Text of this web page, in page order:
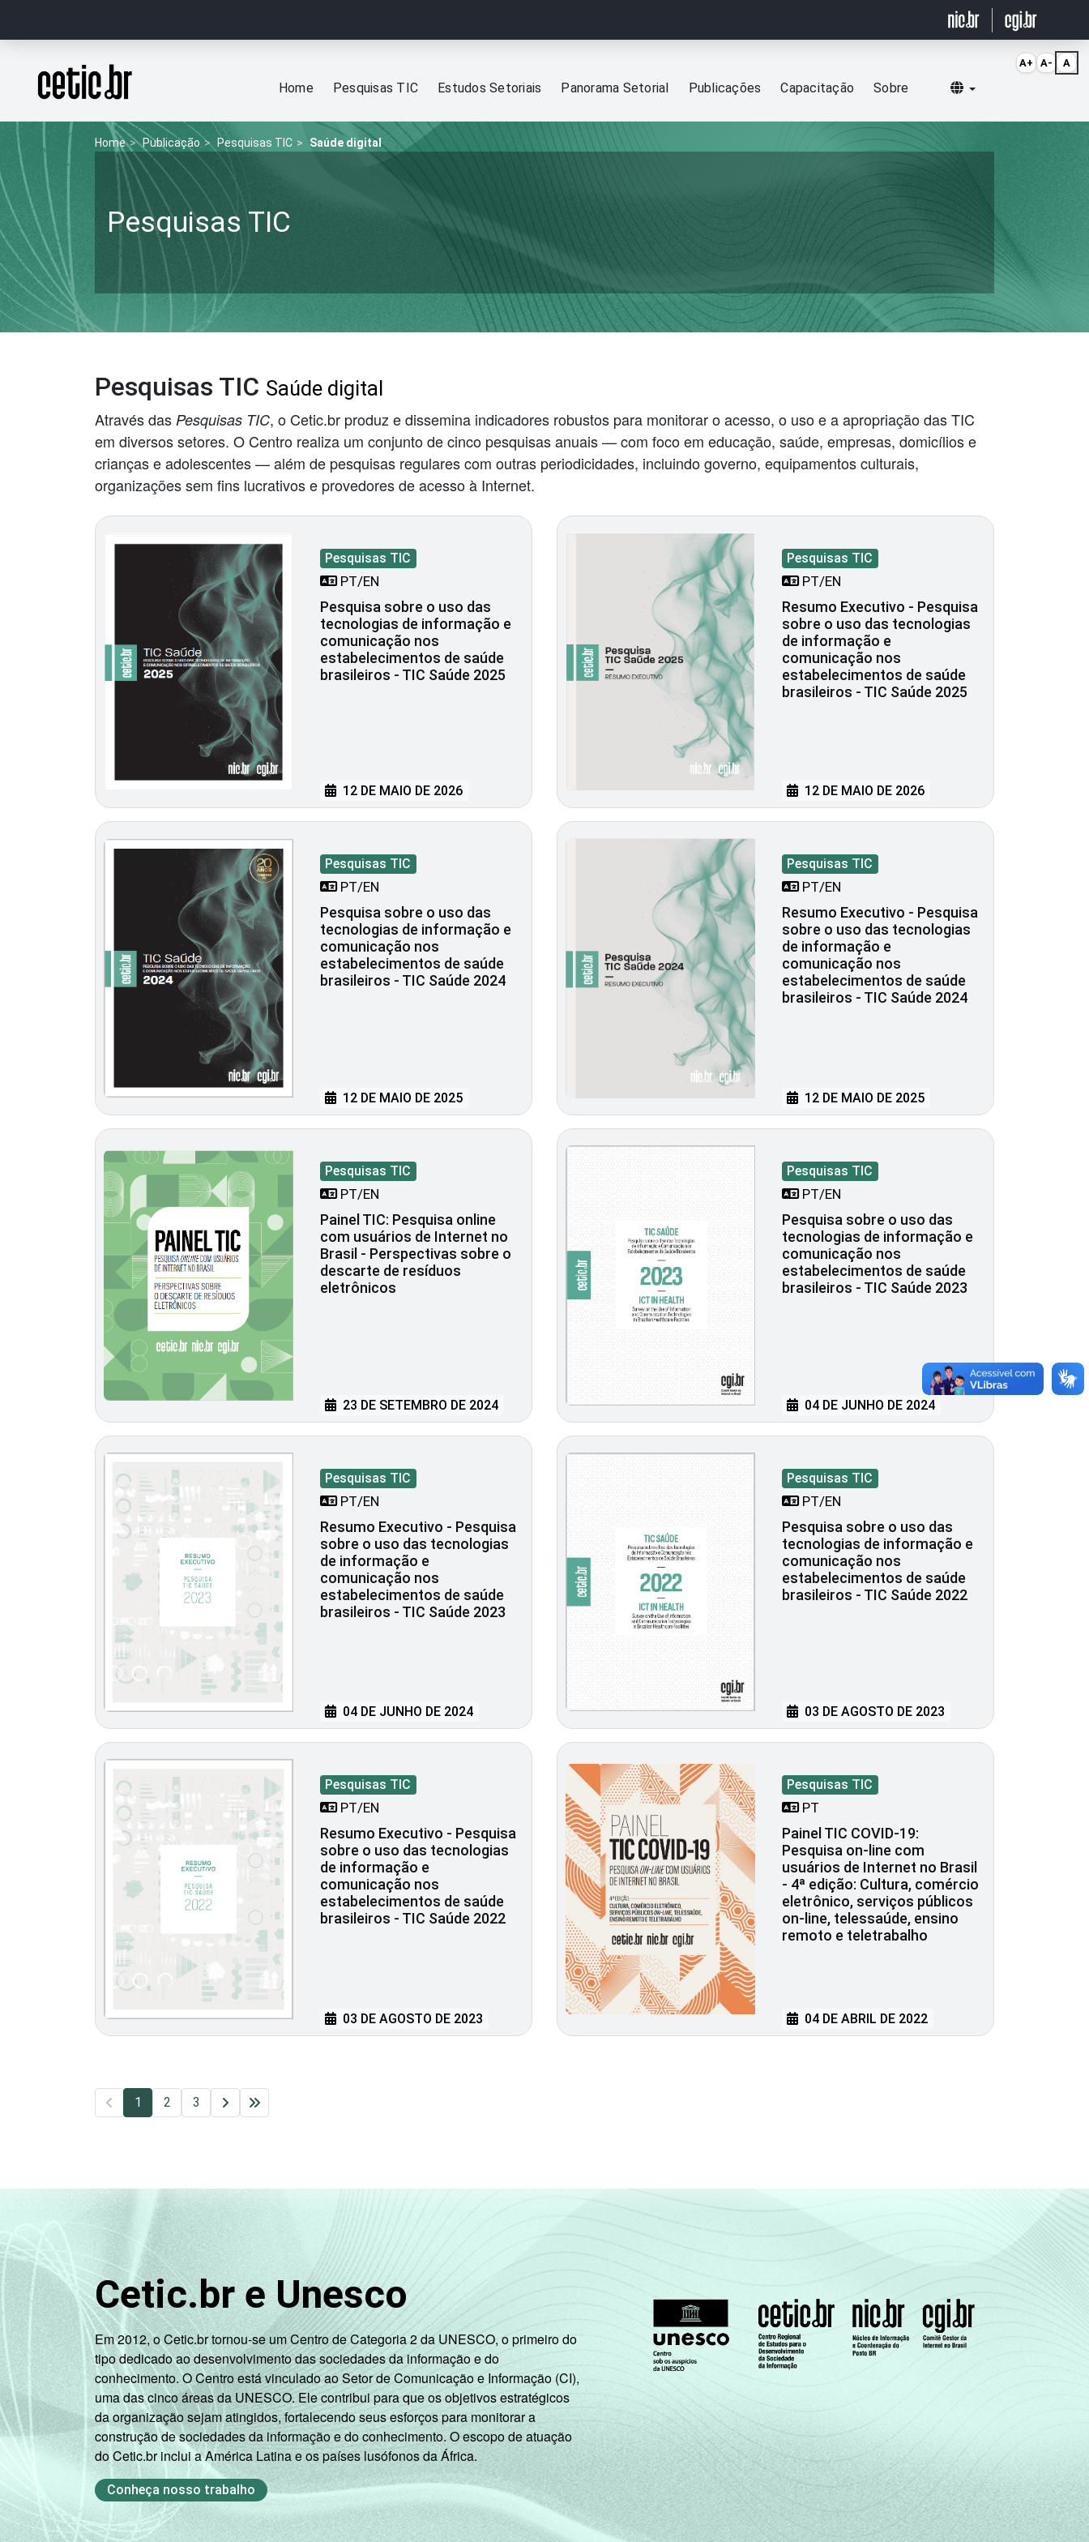
Página inicial
Home Pesquisas TIC Estudos Setoriais Panorama Setorial Publicações Capacitação Sobre Selecionar idioma
Home Publicação Pesquisas TIC Saúde digital
Pesquisas TIC
Pesquisas TIC Saúde digital
Através das Pesquisas TIC, o Cetic.br produz e dissemina indicadores robustos para monitorar o acesso, o uso e a apropriação das TIC
em diversos setores. O Centro realiza um conjunto de cinco pesquisas anuais — com foco em educação, saúde, empresas, domicílios e
crianças e adolescentes — além de pesquisas regulares com outras periodicidades, incluindo governo, equipamentos culturais,
organizações sem fins lucrativos e provedores de acesso à Internet.
Pesquisas TIC
PT/EN
Pesquisa sobre o uso das
tecnologias de informação e
comunicação nos
estabelecimentos de saúde
brasileiros - TIC Saúde 2025
12 DE MAIO DE 2026
Pesquisas TIC
PT/EN
Resumo Executivo - Pesquisa
sobre o uso das tecnologias
de informação e
comunicação nos
estabelecimentos de saúde
brasileiros - TIC Saúde 2025
12 DE MAIO DE 2026
Pesquisas TIC
PT/EN
Pesquisa sobre o uso das
tecnologias de informação e
comunicação nos
estabelecimentos de saúde
brasileiros - TIC Saúde 2024
12 DE MAIO DE 2025
Pesquisas TIC
PT/EN
Resumo Executivo - Pesquisa
sobre o uso das tecnologias
de informação e
comunicação nos
estabelecimentos de saúde
brasileiros - TIC Saúde 2024
12 DE MAIO DE 2025
Pesquisas TIC
PT/EN
Painel TIC: Pesquisa online
com usuários de Internet no
Brasil - Perspectivas sobre o
descarte de resíduos
eletrônicos
23 DE SETEMBRO DE 2024
Pesquisas TIC
PT/EN
Pesquisa sobre o uso das
tecnologias de informação e
comunicação nos
estabelecimentos de saúde
brasileiros - TIC Saúde 2023
04 DE JUNHO DE 2024
Pesquisas TIC
PT/EN
Resumo Executivo - Pesquisa
sobre o uso das tecnologias
de informação e
comunicação nos
estabelecimentos de saúde
brasileiros - TIC Saúde 2023
04 DE JUNHO DE 2024
Pesquisas TIC
PT/EN
Pesquisa sobre o uso das
tecnologias de informação e
comunicação nos
estabelecimentos de saúde
brasileiros - TIC Saúde 2022
03 DE AGOSTO DE 2023
Pesquisas TIC
PT/EN
Resumo Executivo - Pesquisa
sobre o uso das tecnologias
de informação e
comunicação nos
estabelecimentos de saúde
brasileiros - TIC Saúde 2022
03 DE AGOSTO DE 2023
Pesquisas TIC
PT
Painel TIC COVID-19:
Pesquisa on-line com
usuários de Internet no Brasil
- 4ª edição: Cultura, comércio
eletrônico, serviços públicos
on-line, telessaúde, ensino
remoto e teletrabalho
04 DE ABRIL DE 2022
1 2 3
Cetic.br e Unesco
Em 2012, o Cetic.br tornou-se um Centro de Categoria 2 da UNESCO, o primeiro do
tipo dedicado ao desenvolvimento das sociedades da informação e do
conhecimento. O Centro está vinculado ao Setor de Comunicação e Informação (CI),
uma das cinco áreas da UNESCO. Ele contribui para que os objetivos estratégicos
da organização sejam atingidos, fortalecendo seus esforços para monitorar a
construção de sociedades da informação e do conhecimento. O escopo de atuação
do Cetic.br inclui a América Latina e os países lusófonos da África.
Conheça nosso trabalho
A+ A- A